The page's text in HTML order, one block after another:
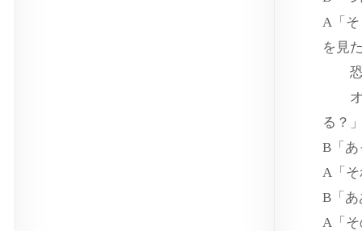
A「
を見
恐
オ
る？
B「
A「
B「
A「